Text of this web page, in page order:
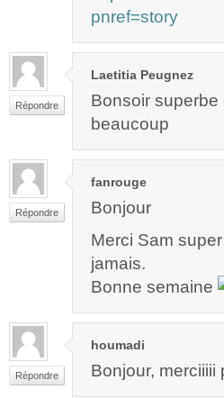
pnref=story
Répondre
Laetitia Peugnez
Bonsoir
beaucoup
Répondre
fanrouge
Bonjour
Merci Sam
jamais.
Bonne semaine
Répondre
houmadi
Bonjour,